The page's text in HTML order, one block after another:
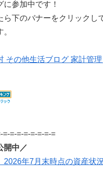
参加中です！
ら下のバナーをクリックし
=-=-=-=-=-=-=-=
開中／
2026年7月末時点の資産状